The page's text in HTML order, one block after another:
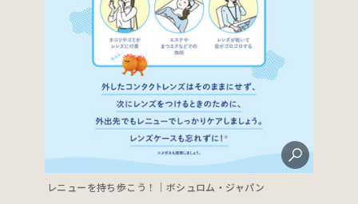
レニューを持ち歩こう！｜ボシュロム・ジャパン